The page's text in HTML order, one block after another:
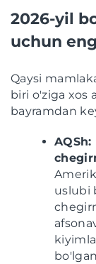
2026-yil
uchun
Qaysi
biri o'ziga xos
bayramdan
uslubi